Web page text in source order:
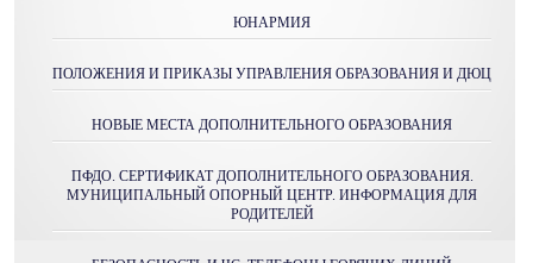
ЮНАРМИЯ
ПОЛОЖЕНИЯ И ПРИКАЗЫ УПРАВЛЕНИЯ ОБРАЗОВАНИЯ И ДЮЦ
НОВЫЕ МЕСТА ДОПОЛНИТЕЛЬНОГО ОБРАЗОВАНИЯ
ПФДО. СЕРТИФИКАТ ДОПОЛНИТЕЛЬНОГО ОБРАЗОВАНИЯ.
МУНИЦИПАЛЬНЫЙ ОПОРНЫЙ ЦЕНТР. ИНФОРМАЦИЯ ДЛЯ
РОДИТЕЛЕЙ